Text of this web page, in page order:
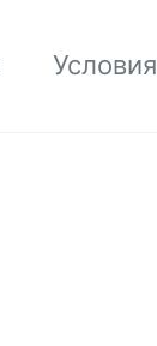
Условия